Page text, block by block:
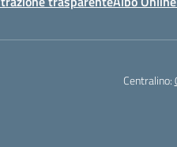
Centralino: